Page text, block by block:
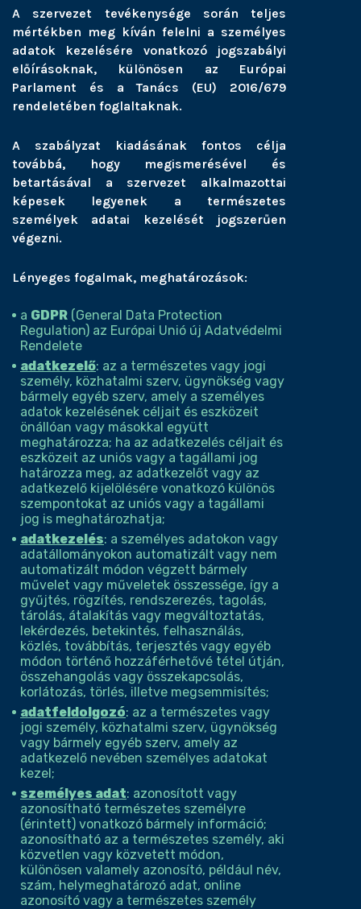
A szervezet tevékenysége során teljes
mértékben meg kíván felelni a személyes
adatok kezelésére vonatkozó jogszabályi
előírásoknak, különösen az Európai
Parlament és a Tanács (EU) 2016/679
rendeletében foglaltaknak.
A szabályzat kiadásának fontos célja
továbbá, hogy megismerésével és
betartásával a szervezet alkalmazottai
képesek legyenek a természetes
személyek adatai kezelését jogszerűen
végezni.
Lényeges fogalmak, meghatározások:
a GDPR (General Data Protection
Regulation) az Európai Unió új Adatvédelmi
Rendelete
adatkezelő: az a természetes vagy jogi
személy, közhatalmi szerv, ügynökség vagy
bármely egyéb szerv, amely a személyes
adatok kezelésének céljait és eszközeit
önállóan vagy másokkal együtt
meghatározza; ha az adatkezelés céljait és
eszközeit az uniós vagy a tagállami jog
határozza meg, az adatkezelőt vagy az
adatkezelő kijelölésére vonatkozó különös
szempontokat az uniós vagy a tagállami
jog is meghatározhatja;
adatkezelés: a személyes adatokon vagy
adatállományokon automatizált vagy nem
automatizált módon végzett bármely
művelet vagy műveletek összessége, így a
gyűjtés, rögzítés, rendszerezés, tagolás,
tárolás, átalakítás vagy megváltoztatás,
lekérdezés, betekintés, felhasználás,
közlés, továbbítás, terjesztés vagy egyéb
módon történő hozzáférhetővé tétel útján,
összehangolás vagy összekapcsolás,
korlátozás, törlés, illetve megsemmisítés;
adatfeldolgozó: az a természetes vagy
jogi személy, közhatalmi szerv, ügynökség
vagy bármely egyéb szerv, amely az
adatkezelő nevében személyes adatokat
kezel;
személyes adat: azonosított vagy
azonosítható természetes személyre
(érintett) vonatkozó bármely információ;
azonosítható az a természetes személy, aki
közvetlen vagy közvetett módon,
különösen valamely azonosító, például név,
szám, helymeghatározó adat, online
azonosító vagy a természetes személy